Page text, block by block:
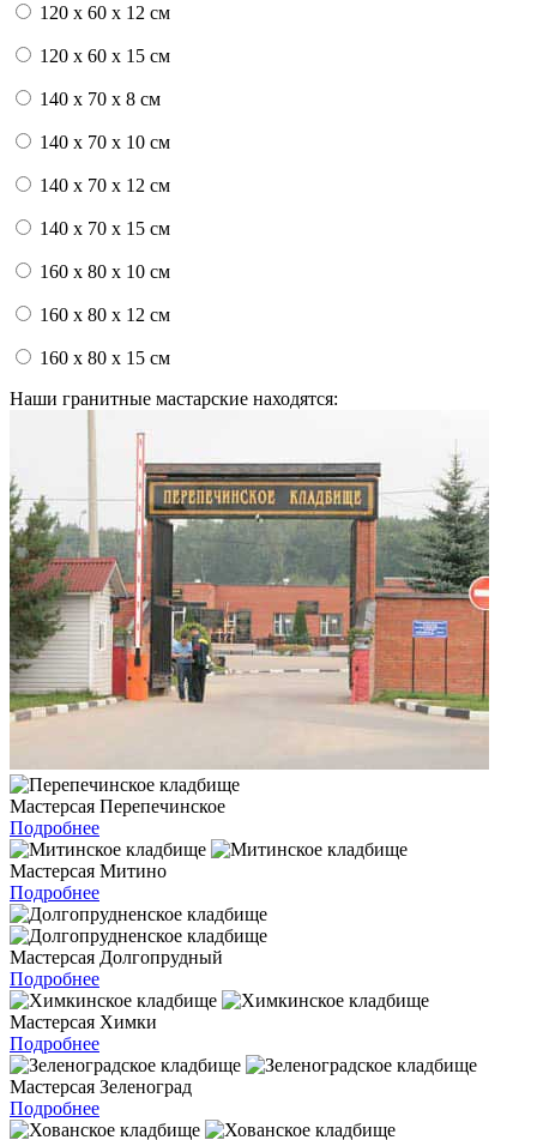
120 x 60 x 12 см
120 x 60 x 15 см
140 x 70 x 8 см
140 x 70 x 10 см
140 x 70 x 12 см
140 x 70 x 15 см
160 x 80 x 10 см
160 x 80 x 12 см
160 x 80 x 15 см
Наши гранитные мастарские находятся:
Мастерсая Перепечинское
Подробнее
Мастерсая Митино
Подробнее
Мастерсая Долгопрудный
Подробнее
Мастерсая Химки
Подробнее
Мастерсая Зеленоград
Подробнее